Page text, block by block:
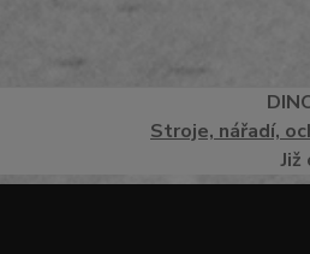
Stroje, nářadí,
Již